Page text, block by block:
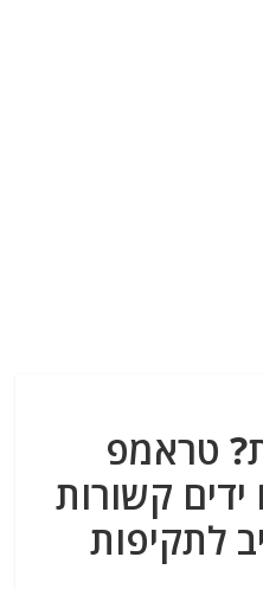
טראמפ
ידים קשורות
לתקיפות